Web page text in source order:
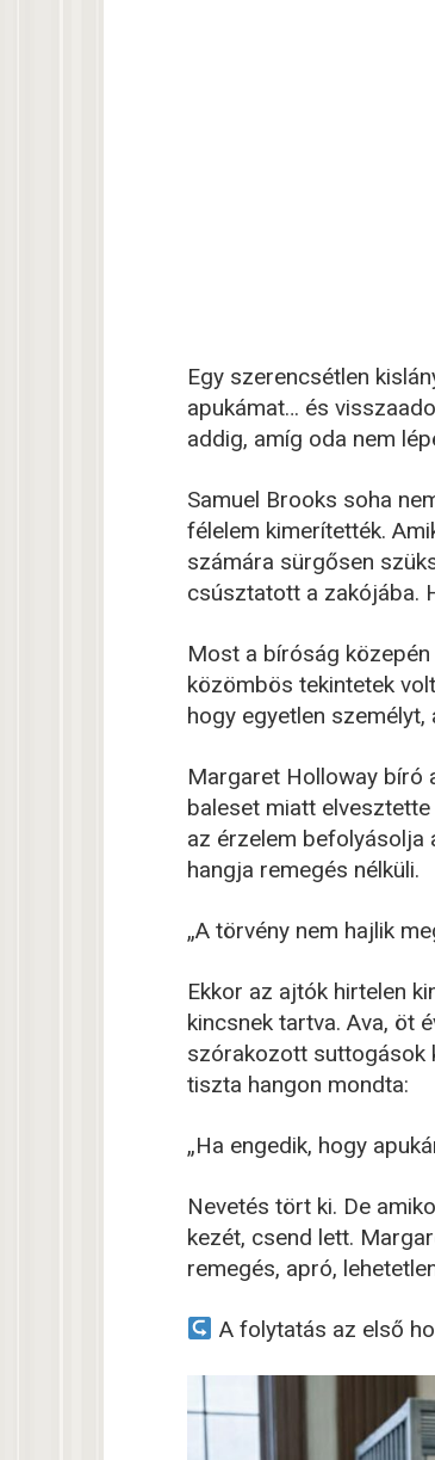
Egy szerencsétlen
apukámat… és
addig, amíg oda nem
Samuel Brooks soha
félelem kimerítették.
számára sürgősen
csúsztatott a zakójába.
Most a bíróság
közömbös tekintetek
hogy egyetlen
Margaret Holloway bíró
baleset miatt
az érzelem befolyásolja
hangja remegés nélküli.
„A törvény nem hajlik
Ekkor az ajtók hirtelen
kincsnek tartva. Ava, öt
szórakozott suttogások
tiszta hangon mondta:
„Ha engedik, hogy
Nevetés tört ki. De
kezét, csend lett.
remegés, apró,
A folytatás az első